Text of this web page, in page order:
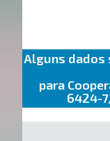
Alguns dados
para
6424-